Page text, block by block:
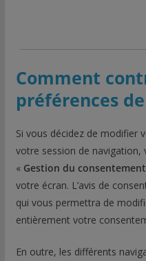
Comment
préférences
Si vous décidez de modifier
votre session de navigation,
« Gestion du consentement
votre écran. L’avis de
qui vous permettra de
entièrement votre
En outre, les différents